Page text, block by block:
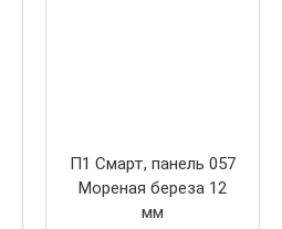
П1 Смарт, панель 057
Мореная береза 12
мм